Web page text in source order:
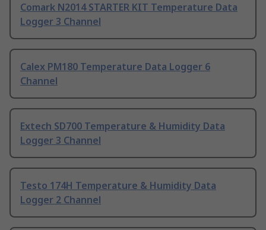
Comark N2014 STARTER KIT Temperature Data
Logger 3 Channel
Calex PM180 Temperature Data Logger 6
Channel
Extech SD700 Temperature & Humidity Data
Logger 3 Channel
Testo 174H Temperature & Humidity Data
Logger 2 Channel